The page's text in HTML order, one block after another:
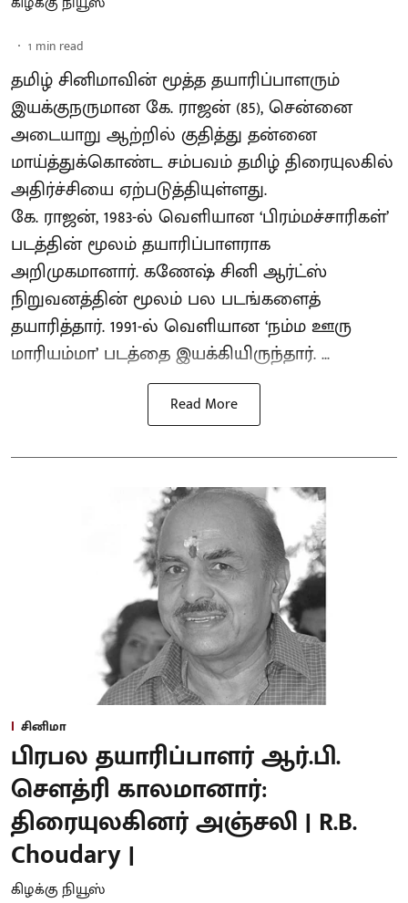
1 min read
தமிழ் சினிமாவின் மூத்த தயாரிப்பாளரும்
இயக்குநருமான கே. ராஜன் (85), சென்னை
அடையாறு ஆற்றில் குதித்து தன்னை
மாய்த்துக்கொண்ட சம்பவம் தமிழ் திரையுலகில்
அதிர்ச்சியை ஏற்படுத்தியுள்ளது.
கே. ராஜன், 1983-ல் வெளியான ‘பிரம்மச்சாரிகள்’
படத்தின் மூலம் தயாரிப்பாளராக
அறிமுகமானார். கணேஷ் சினி ஆர்ட்ஸ்
நிறுவனத்தின் மூலம் பல படங்களைத்
தயாரித்தார். 1991-ல் வெளியான ‘நம்ம ஊரு
மாரியம்மா’ படத்தை இயக்கியிருந்தார். ...
Read More
சினிமா
பிரபல தயாரிப்பாளர் ஆர்.பி.
சௌத்ரி காலமானார்:
திரையுலகினர் அஞ்சலி | R.B.
Choudary |
கிழக்கு நியூஸ்